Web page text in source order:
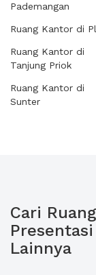
Pademangan
Ruang Kantor di
Ruang Kantor di
Tanjung Priok
Ruang Kantor di
Sunter
Cari
Lainnya